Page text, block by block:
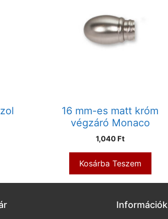
16 mm-es matt króm
végzáró Monaco
1,040 Ft
Kosárba Teszem
Információk